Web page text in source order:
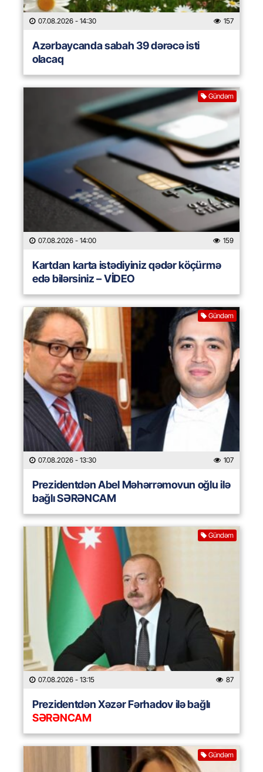
07.08.2026 - 14:30 157
Azərbaycanda sabah 39 dərəcə isti
olacaq
Gündəm
07.08.2026 - 14:00 159
Kartdan karta istədiyiniz qədər köçürmə
edə bilərsiniz – VİDEO
Gündəm
07.08.2026 - 13:30 107
Prezidentdən Abel Məhərrəmovun oğlu ilə
bağlı SƏRƏNCAM
Gündəm
07.08.2026 - 13:15 87
Prezidentdən Xəzər Fərhadov ilə bağlı
SƏRƏNCAM
Gündəm